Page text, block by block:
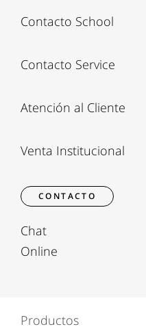
Contacto School
Contacto Service
Atención al Cliente
Venta Institucional
CONTACTO
Chat
Online
Productos